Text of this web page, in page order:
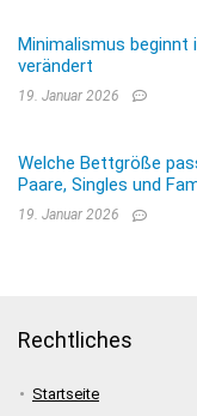
Minimalismus beginnt
verändert
19. Januar 2026
Welche Bettgröße
Paare, Singles und
19. Januar 2026
Rechtliches
Startseite